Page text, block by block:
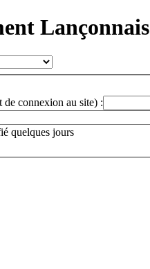
Lançonnais
connexion au site) :
quelques jours